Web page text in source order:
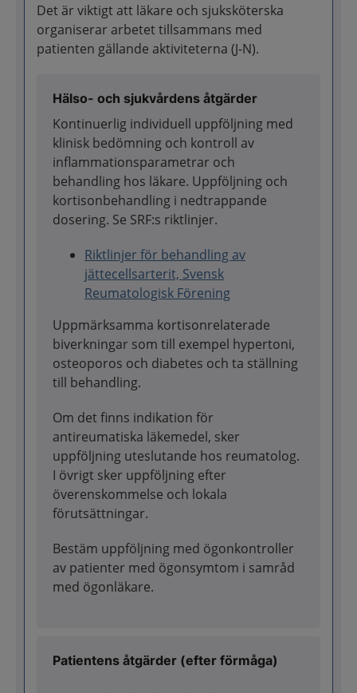
Det är viktigt att läkare och sjuksköterska
organiserar arbetet tillsammans med
patienten gällande aktiviteterna (J-N).
Hälso- och sjukvårdens åtgärder
Kontinuerlig individuell uppföljning med
klinisk bedömning och kontroll av
inflammationsparametrar och
behandling hos läkare. Uppföljning och
kortisonbehandling i nedtrappande
dosering. Se SRF:s riktlinjer.
Riktlinjer för behandling av
jättecellsarterit, Svensk
Reumatologisk Förening
Uppmärksamma kortisonrelaterade
biverkningar som till exempel hypertoni,
osteoporos och diabetes och ta ställning
till behandling.
Om det finns indikation för
antireumatiska läkemedel, sker
uppföljning uteslutande hos reumatolog.
I övrigt sker uppföljning efter
överenskommelse och lokala
förutsättningar.
Bestäm uppföljning med ögonkontroller
av patienter med ögonsymtom i samråd
med ögonläkare.
Patientens åtgärder (efter förmåga)